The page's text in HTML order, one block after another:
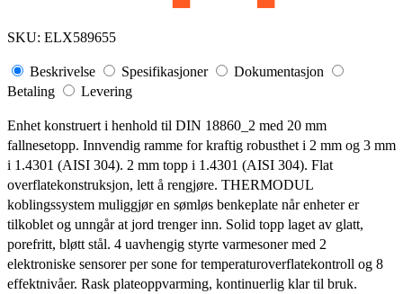
SKU: ELX589655
Beskrivelse Spesifikasjoner
Dokumentasjon
Betaling
Levering
Enhet konstruert i henhold til DIN 18860_2 med 20 mm
fallnesetopp. Innvendig ramme for kraftig robusthet i 2 mm og 3 mm
i 1.4301 (AISI 304). 2 mm topp i 1.4301 (AISI 304). Flat
overflatekonstruksjon, lett å rengjøre. THERMODUL
koblingssystem muliggjør en sømløs benkeplate når enheter er
tilkoblet og unngår at jord trenger inn. Solid topp laget av glatt,
porefritt, bløtt stål. 4 uavhengig styrte varmesoner med 2
elektroniske sensorer per sone for temperaturoverflatekontroll og 8
effektnivåer. Rask plateoppvarming, kontinuerlig klar til bruk.